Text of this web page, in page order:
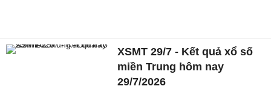
XSMT 29/7 - Kết quả xổ số
miền Trung hôm nay
29/7/2026